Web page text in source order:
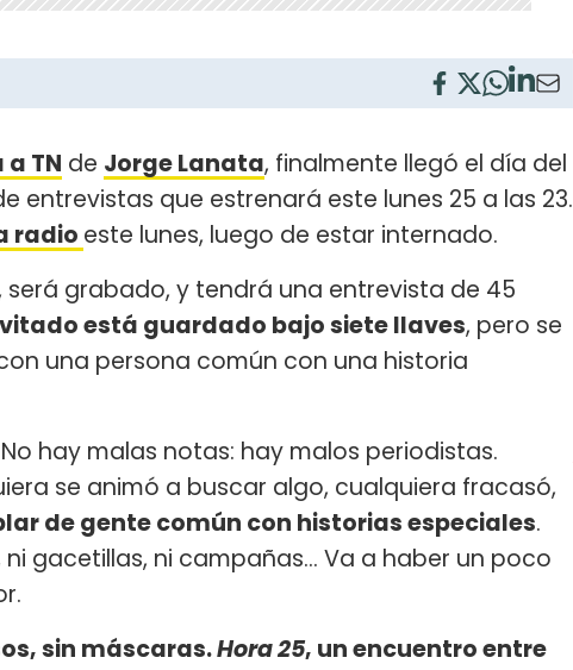
TN de Jorge Lanata, finalmente llegó el día del
entrevistas que estrenará este lunes 25 a las 23.
radio este lunes, luego de estar internado.
será grabado, y tendrá una entrevista de 45
está guardado bajo siete llaves, pero se
una persona común con una historia
hay malas notas: hay malos periodistas.
se animó a buscar algo, cualquiera fracasó,
de gente común con historias especiales.
gacetillas, ni campañas... Va a haber un poco
sin máscaras.Hora 25, un encuentro entre